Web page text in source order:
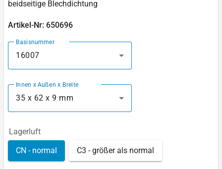
beidseitige Blechdichtung
Artikel-Nr: 650696
Basisnummer
16007
Innen x Außen x Breite
35 x 62 x 9 mm
Lagerluft
CN - normal C3 - größer als normal